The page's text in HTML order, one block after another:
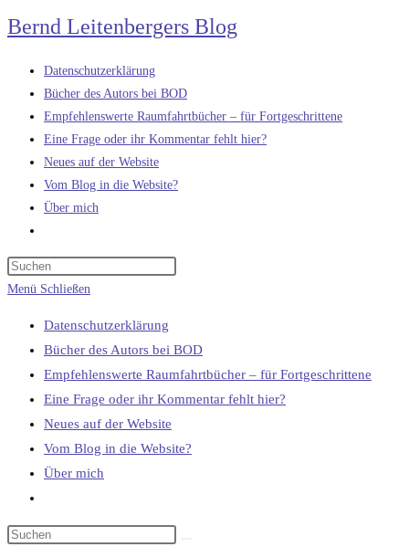
Zum
Inhalt
springen
Bernd Leitenbergers Blog
Datenschutzerklärung
Bücher des Autors bei BOD
Empfehlenswerte Raumfahrtbücher – für Fortgeschrittene
Eine Frage oder ihr Kommentar fehlt hier?
Neues auf der Website
Vom Blog in die Website?
Über mich
umschalten
Menü Schließen
Datenschutzerklärung
Bücher des Autors bei BOD
Empfehlenswerte Raumfahrtbücher – für Fortgeschrittene
Eine Frage oder ihr Kommentar fehlt hier?
Neues auf der Website
Vom Blog in die Website?
Über mich